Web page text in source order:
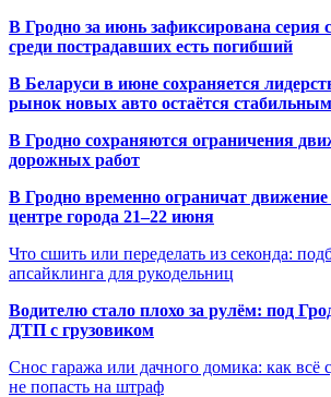
В Гродно за июнь зафиксирована серия
среди пострадавших есть погибший
В Беларуси в июне сохраняется
рынок новых авто остаётся стабильным
В Гродно сохраняются ограничения
дорожных работ
В Гродно временно ограничат движение
центре города 21–22 июня
Что сшить или переделать из секонда:
апсайклинга для рукодельниц
Водителю стало плохо за рулём: под
ДТП с грузовиком
Снос гаража или дачного домика: как всё
не попасть на штраф